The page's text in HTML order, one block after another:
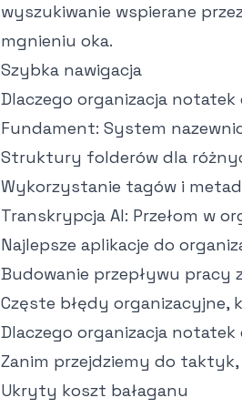
wyszukiwanie wspierane
mgnieniu oka.
Szybka nawigacja
Dlaczego organizacja notatek
Fundament: System
Struktury folderów dla
Wykorzystanie tagów i
Transkrypcja AI: Przełom w
Najlepsze aplikacje do
Budowanie przepływu pracy
Częste błędy organizacyjne,
Dlaczego organizacja notatek
Zanim przejdziemy do
Ukryty koszt bałaganu